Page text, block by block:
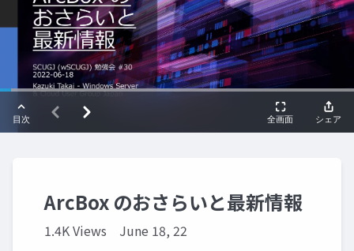
ArcBox のおさらいと最新情報
1.4K Views June 18, 22